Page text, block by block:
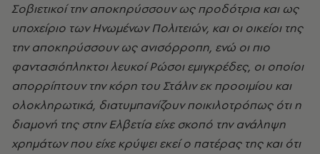
Σοβιετικοί την αποκηρύσσουν ως προδότρια και ως
υποχείριο των Ηνωμένων Πολιτειών, και οι οικείοι της
την αποκηρύσσουν ως ανισόρροπη, ενώ οι πιο
φαντασιόπληκτοι λευκοί Ρώσοι εμιγκρέδες, οι οποίοι
απορρίπτουν την κόρη του Στάλιν εκ προοιμίου και
ολοκληρωτικά, διατυμπανίζουν ποικιλοτρόπως ότι η
διαμονή της στην Ελβετία είχε σκοπό την ανάληψη
χρημάτων που είχε κρύψει εκεί ο πατέρας της και ότι